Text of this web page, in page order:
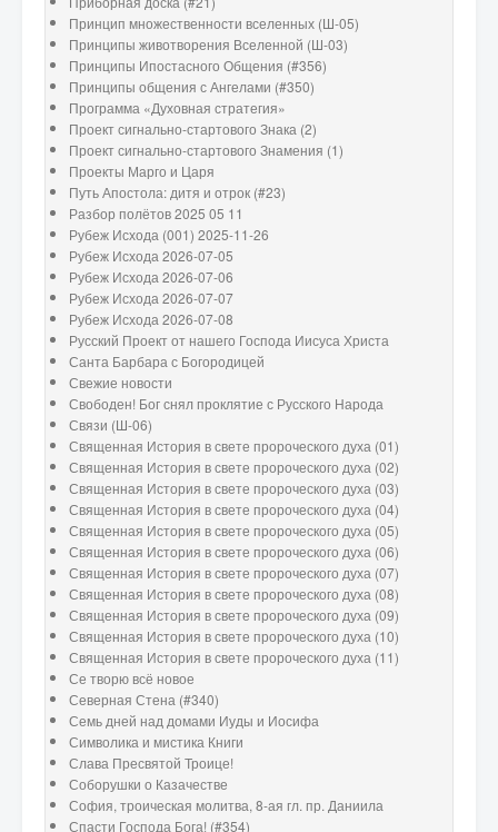
Принцип множественности вселенных (Ш-05)
Принципы животворения Вселенной (Ш-03)
Принципы Ипостасного Общения (#356)
Принципы общения с Ангелами (#350)
Программа «Духовная стратегия»
Проект сигнально-стартового Знака (2)
Проект сигнально-стартового Знамения (1)
Проекты Марго и Царя
Путь Апостола: дитя и отрок (#23)
Разбор полётов 2025 05 11
Рубеж Исхода (001) 2025-11-26
Рубеж Исхода 2026-07-05
Рубеж Исхода 2026-07-06
Рубеж Исхода 2026-07-07
Рубеж Исхода 2026-07-08
Русский Проект от нашего Господа Иисуса Христа
Санта Барбара с Богородицей
Свежие новости
Свободен! Бог снял проклятие с Русского Народа
Связи (Ш-06)
Священная История в свете пророческого духа (01)
Священная История в свете пророческого духа (02)
Священная История в свете пророческого духа (03)
Священная История в свете пророческого духа (04)
Священная История в свете пророческого духа (05)
Священная История в свете пророческого духа (06)
Священная История в свете пророческого духа (07)
Священная История в свете пророческого духа (08)
Священная История в свете пророческого духа (09)
Священная История в свете пророческого духа (10)
Священная История в свете пророческого духа (11)
Се творю всё новое
Северная Стена (#340)
Семь дней над домами Иуды и Иосифа
Символика и мистика Книги
Слава Пресвятой Троице!
Соборушки о Казачестве
София, троическая молитва, 8-ая гл. пр. Даниила
Спасти Господа Бога! (#354)